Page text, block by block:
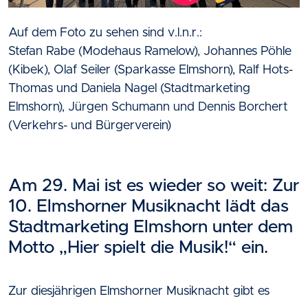
Auf dem Foto zu sehen sind v.l.n.r.:
Stefan Rabe (Modehaus Ramelow), Johannes Pöhle
(Kibek), Olaf Seiler (Sparkasse Elmshorn), Ralf Hots-
Thomas und Daniela Nagel (Stadtmarketing
Elmshorn), Jürgen Schumann und Dennis Borchert
(Verkehrs- und Bürgerverein)
Am 29. Mai ist es wieder so weit: Zur
10. Elmshorner Musiknacht lädt das
Stadtmarketing Elmshorn unter dem
Motto „Hier spielt die Musik!“ ein.
Zur diesjährigen Elmshorner Musiknacht gibt es